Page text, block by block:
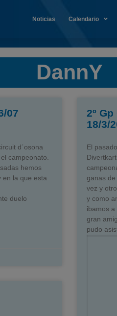
Noticias Calendario
DannY
07
d´osona
campeonato.
hemos
en la que esta
duelo
2º
18/3/
El
ganas
vez y
y como
ibamos
gran
pudo